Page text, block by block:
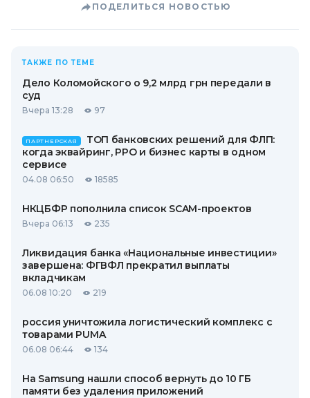
ПОДЕЛИТЬСЯ НОВОСТЬЮ
ТАКЖЕ ПО ТЕМЕ
Дело Коломойского о 9,2 млрд грн передали в
суд
Вчера 13:28 97
ПАРТНЕРСКАЯ
ТОП банковских решений для ФЛП:
когда эквайринг, РРО и бизнес карты в одном
сервисе
04.08 06:50 18585
НКЦБФР пополнила список SCAM-проектов
Вчера 06:13 235
Ликвидация банка «Национальные инвестиции»
завершена: ФГВФЛ прекратил выплаты
вкладчикам
06.08 10:20 219
россия уничтожила логистический комплекс с
товарами PUMA
06.08 06:44 134
На Samsung нашли способ вернуть до 10 ГБ
памяти без удаления приложений